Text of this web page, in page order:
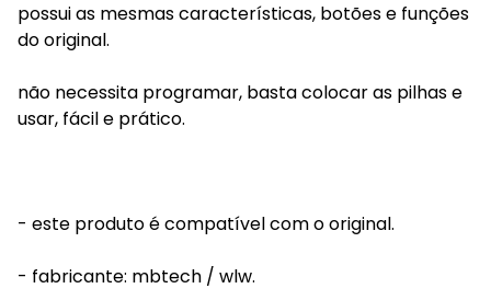
possui as mesmas características, botões e funções
do original.
não necessita programar, basta colocar as pilhas e
usar, fácil e prático.
- este produto é compatível com o original.
- fabricante: mbtech / wlw.